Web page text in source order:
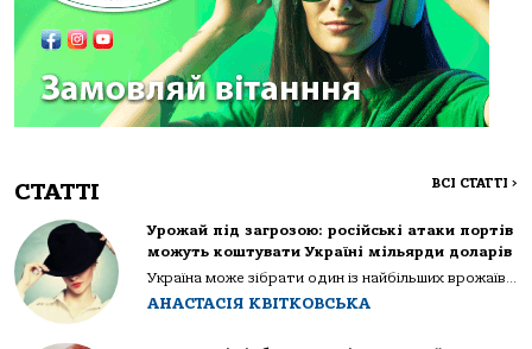
СТАТТІ ВСІ СТАТТІ >
Урожай під загрозою: російські атаки портів
можуть коштувати Україні мільярди доларів
Україна може зібрати один із найбільших врожаїв...
АНАСТАСІЯ КВІТКОВСЬКА